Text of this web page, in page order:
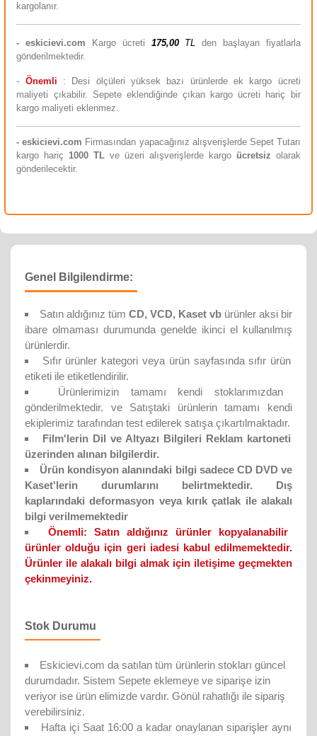
kargolanır.
-eskicievi.com Kargo ücreti 175,00 TL den başlayan fiyatlarla
gönderilmektedir.
- Önemli
: Desi ölçüleri yüksek bazı ürünlerde ek kargo ücreti
maliyeti çıkabilir. Sepete eklendiğinde çıkan kargo ücreti hariç bir
kargo maliyeti eklenmez.
-eskicievi.com Firmasından yapacağınız alışverişlerde Sepet Tutarı
kargo hariç1000 TL ve üzeri alışverişlerde kargo ücretsiz olarak
gönderilecektir.
Genel Bilgilendirme:
Satın aldığınız tüm CD, VCD, Kaset vb ürünler aksi bir
ibare olmaması durumunda genelde ikinci el kullanılmış
ürünlerdir.
Sıfır ürünler kategori veya ürün sayfasında sıfır ürün
etiketi ile etiketlendirilir.
Ürünlerimizin tamamı kendi stoklarımızdan
gönderilmektedir. ve Satıştaki ürünlerin tamamı kendi
ekiplerimiz tarafından test edilerek satışa çıkartılmaktadır.
Film'lerin Dil ve Altyazı Bilgileri Reklam kartoneti
üzerinden alınan bilgilerdir.
Ürün kondisyon alanındaki bilgi sadece CD DVD ve
Kaset'lerin durumlarını belirtmektedir. Dış
kaplarındaki deformasyon veya kırık çatlak ile alakalı
bilgi verilmemektedir
Önemli:
Satın aldığınız ürünler kopyalanabilir
ürünler olduğu için geri iadesi kabul edilmemektedir.
Ürünler ile alakalı bilgi almak için iletişime geçmekten
çekinmeyiniz.
Stok Durumu
Eskicievi.com da satılan tüm ürünlerin stokları güncel
durumdadır. Sistem Sepete eklemeye ve siparişe izin
veriyor ise ürün elimizde vardır. Gönül rahatlığı ile sipariş
verebilirsiniz.
Hafta içi Saat 16:00 a kadar onaylanan siparişler aynı